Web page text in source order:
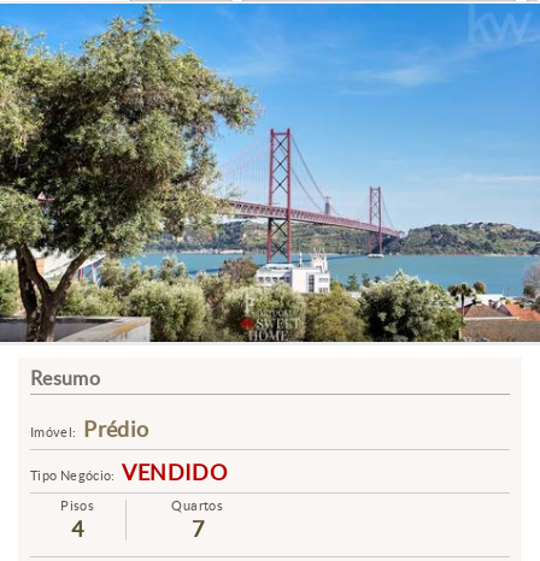
Resumo
Imóvel: Prédio
Tipo Negócio: VENDIDO
Pisos
4
Quartos
7